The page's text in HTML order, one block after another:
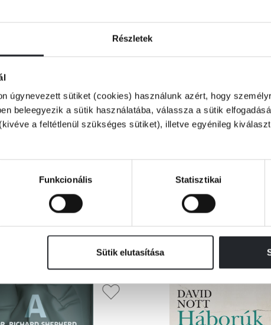
Részletek
úgynevezett sütiket (cookies) használunk azért, hogy
beleegyezik a sütik használatába, válassza a sütik
a feltétlenül szükséges sütiket), illetve egyénileg
Funkcionális Statisztikai
Sütik elutasítása
következményeit vizsgálta,
balesetek körülményeit derítette fel.
szabadságát adták vissza,
nem kis személyes áldozatok árán.
és esetekről szóló beszámolók
jelen van a halál.
A Holtak vallatója lenyűgöző